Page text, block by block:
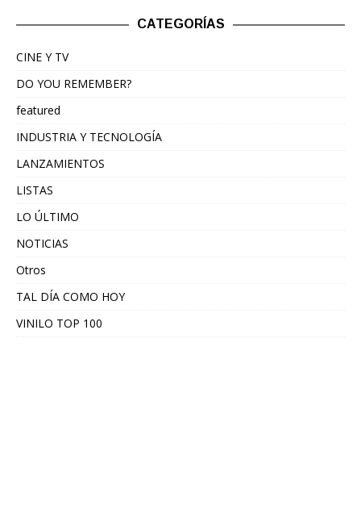
CATEGORÍAS
CINE Y TV
DO YOU REMEMBER?
featured
INDUSTRIA Y TECNOLOGÍA
LANZAMIENTOS
LISTAS
LO ÚLTIMO
NOTICIAS
Otros
TAL DÍA COMO HOY
VINILO TOP 100